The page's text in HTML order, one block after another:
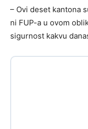
– Ovi deset kantona
ni FUP-a u ovom
sigurnost kakvu